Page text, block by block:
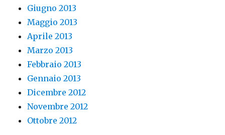
Giugno 2013
Maggio 2013
Aprile 2013
Marzo 2013
Febbraio 2013
Gennaio 2013
Dicembre 2012
Novembre 2012
Ottobre 2012